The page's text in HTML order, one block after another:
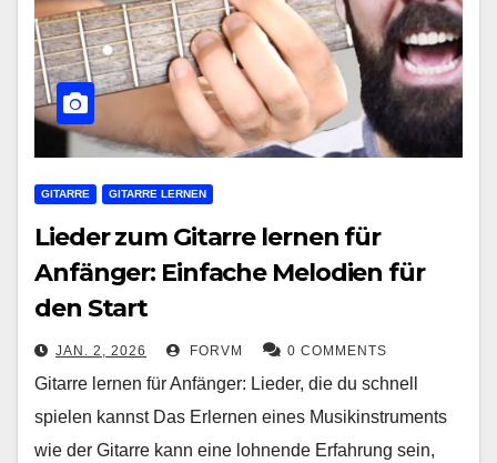
GITARRE GITARRE LERNEN
Lieder zum Gitarre lernen für
Anfänger: Einfache Melodien für
den Start
JAN. 2, 2026 FORVM 0 COMMENTS
Gitarre lernen für Anfänger: Lieder, die du schnell
spielen kannst Das Erlernen eines Musikinstruments
wie der Gitarre kann eine lohnende Erfahrung sein,